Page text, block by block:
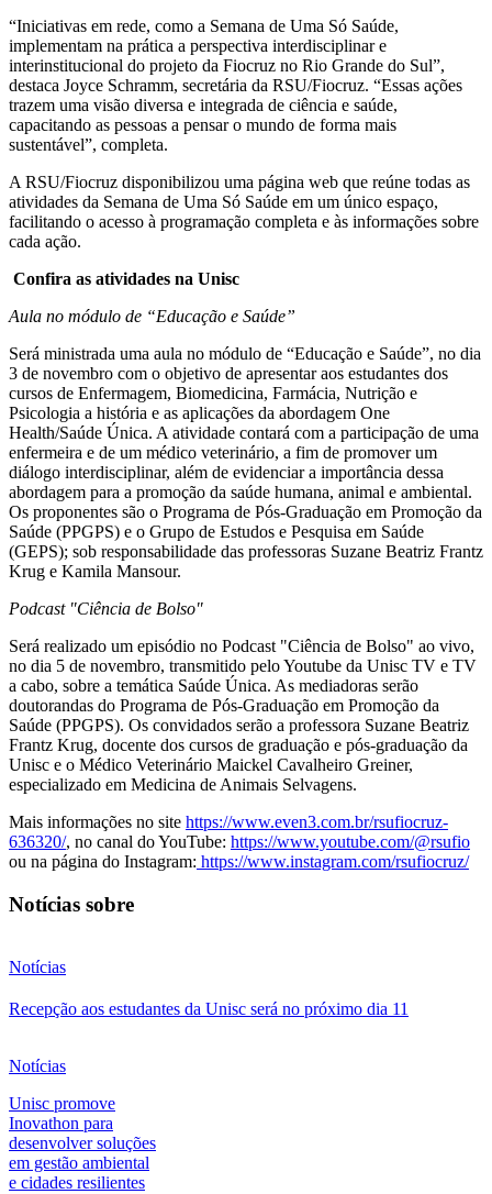
“Iniciativas em rede, como a Semana de Uma Só Saúde,
implementam na prática a perspectiva interdisciplinar e
interinstitucional do projeto da Fiocruz no Rio Grande do Sul”,
destaca Joyce Schramm, secretária da RSU/Fiocruz. “Essas ações
trazem uma visão diversa e integrada de ciência e saúde,
capacitando as pessoas a pensar o mundo de forma mais
sustentável”, completa.
A RSU/Fiocruz disponibilizou uma página web que reúne todas as
atividades da Semana de Uma Só Saúde em um único espaço,
facilitando o acesso à programação completa e às informações sobre
cada ação.
Confira as atividades na Unisc
Aula no módulo de “Educação e Saúde”
Será ministrada uma aula no módulo de “Educação e Saúde”, no dia
3 de novembro com o objetivo de apresentar aos estudantes dos
cursos de Enfermagem, Biomedicina, Farmácia, Nutrição e
Psicologia a história e as aplicações da abordagem One
Health/Saúde Única. A atividade contará com a participação de uma
enfermeira e de um médico veterinário, a fim de promover um
diálogo interdisciplinar, além de evidenciar a importância dessa
abordagem para a promoção da saúde humana, animal e ambiental.
Os proponentes são o Programa de Pós-Graduação em Promoção da
Saúde (PPGPS) e o Grupo de Estudos e Pesquisa em Saúde
(GEPS); sob responsabilidade das professoras Suzane Beatriz Frantz
Krug e Kamila Mansour.
Podcast "Ciência de Bolso"
Será realizado um episódio no Podcast "Ciência de Bolso" ao vivo,
no dia 5 de novembro, transmitido pelo Youtube da Unisc TV e TV
a cabo, sobre a temática Saúde Única. As mediadoras serão
doutorandas do Programa de Pós-Graduação em Promoção da
Saúde (PPGPS). Os convidados serão a professora Suzane Beatriz
Frantz Krug, docente dos cursos de graduação e pós-graduação da
Unisc e o Médico Veterinário Maickel Cavalheiro Greiner,
especializado em Medicina de Animais Selvagens.
Mais informações no site https://www.even3.com.br/rsufiocruz-
636320/, no canal do YouTube: https://www.youtube.com/@rsufio
ou na página do Instagram: https://www.instagram.com/rsufiocruz/
Notícias sobre
Notícias
Recepção aos estudantes da Unisc será no próximo dia 11
Notícias
Unisc promove
Inovathon para
desenvolver soluções
em gestão ambiental
e cidades resilientes